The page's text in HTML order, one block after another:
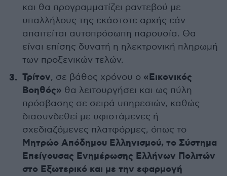
και θα προγραμματίζει ραντεβού με
υπαλλήλους της εκάστοτε αρχής εάν
απαιτείται αυτοπρόσωπη παρουσία. Θα
είναι επίσης δυνατή η ηλεκτρονική πληρωμή
των προξενικών τελών.
Τρίτον, σε βάθος χρόνου ο «Εικονικός
Βοηθός» θα λειτουργήσει και ως πύλη
πρόσβασης σε σειρά υπηρεσιών, καθώς
διασυνδεθεί με υφιστάμενες ή
σχεδιαζόμενες πλατφόρμες, όπως το
Μητρώο Απόδημου Ελληνισμού, το Σύστημα
Επείγουσας Ενημέρωσης Ελλήνων Πολιτών
στο Εξωτερικό και με την εφαρμογή